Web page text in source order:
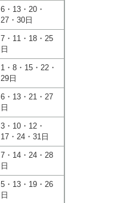
6・13・20・
27・30日
7・11・18・25
日
1・8・15・22・
29日
6・13・21・27
日
3・10・12・
17・24・31日
7・14・24・28
日
5・13・19・26
日